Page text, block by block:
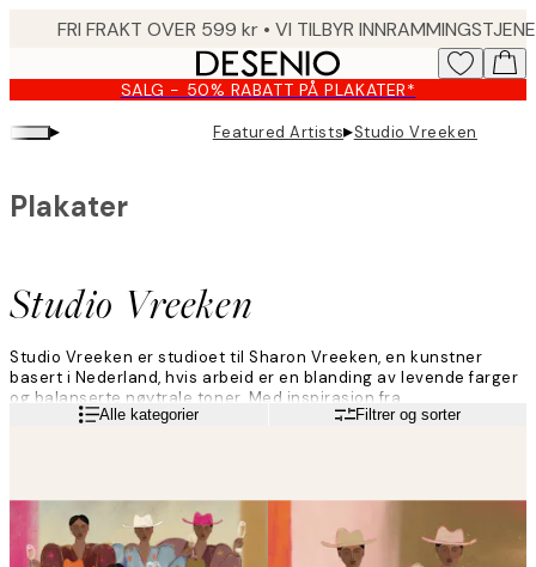
content.
SALG - 50% RABATT PÅ PLAKATER*
▸ Featured Artists▸Studio Vreeken
Studio Vreeken
Plakater
Studio Vreeken er studioet til Sharon Vreeken, en kunstner
basert i Nederland, hvis arbeid er en blanding av levende farger
og balanserte nøytrale toner. Med inspirasjon fra
underbevisstheten sin, så vel som interiørtrender og
Alle kategorier Filtrer og sorter